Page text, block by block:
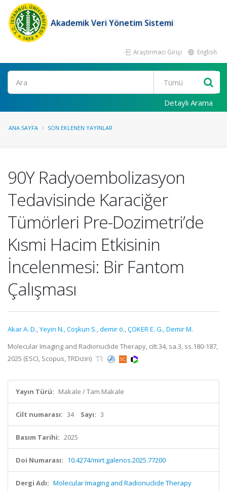
Akademik Veri Yönetim Sistemi
Araştırmacı Girişi English
Ara
Detaylı Arama
ANA SAYFA SON EKLENEN YAYINLAR
90Y Radyoembolizasyon
Tedavisinde Karaciğer
Tümörleri Pre-Dozimetri’de
Kısmi Hacim Etkisinin
İncelenmesi: Bir Fantom
Çalışması
Akar A. D.,Yeyin N.,Coşkun S.,demir ö.,ÇOKER E. G.,Demir M.
Molecular Imaging and Radionuclide Therapy, cilt.34, sa.3, ss.180-187,
2025 (ESCI, Scopus, TRDizin)
Yayın Türü: Makale / Tam Makale
Cilt numarası: 34 Sayı: 3
Basım Tarihi: 2025
Doi Numarası: 10.4274/mirt.galenos.2025.77200
Dergi Adı: Molecular Imaging and Radionuclide Therapy